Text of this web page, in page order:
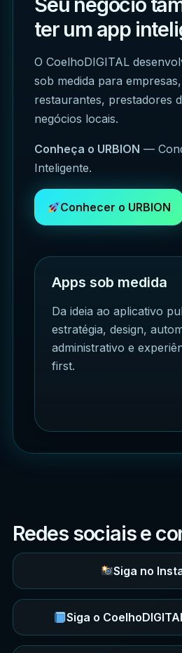
ter um app
O CoelhoDIGITAL
sob medida para
restaurantes, prestadores
negócios locais.
Conheça o URBION —
Inteligente.
Conhecer o URBION
Apps sob medida
Da ideia ao aplicativo
estratégia, design,
administrativo e
first.
Redes sociais e
Siga no
Siga o